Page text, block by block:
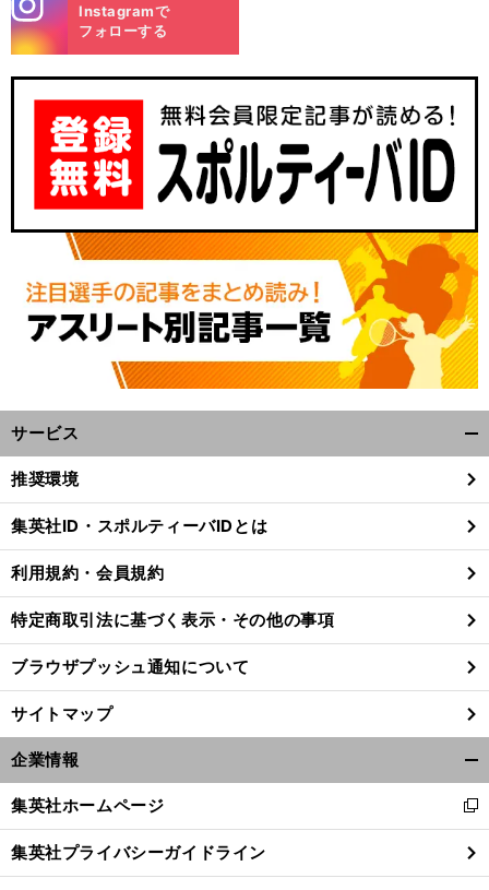
へ
m
Instagramで
フォローする
サービス
閉
る
推奨環境
集英社ID・スポルティーバIDとは
利用規約・会員規約
特定商取引法に基づく表示・その他の事項
ブラウザプッシュ通知について
サイトマップ
企業情報
閉
る
集英社ホームページ
新
し
い
ウ
集英社プライバシーガイドライン